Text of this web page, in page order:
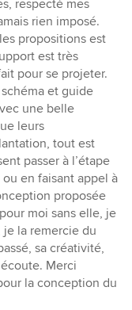
respecté mes
rien imposé.
propositions est
est très
pour se projeter.
et guide
une belle
leurs
tout est
passer à l’étape
en faisant appel à
proposée
moi sans elle, je
je la remercie du
sa créativité,
Merci
la conception du